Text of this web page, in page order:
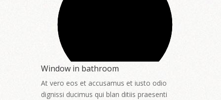
Window in bathroom
At vero eos et accusamus et iusto odio
dignissi ducimus qui blan ditiis praesenti